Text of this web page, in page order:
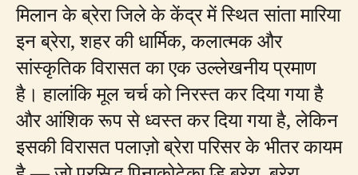
मिलान के ब्रेरा जिले के केंद्र में स्थित सांता मारिया
इन ब्रेरा, शहर की धार्मिक, कलात्मक और
सांस्कृतिक विरासत का एक उल्लेखनीय प्रमाण
है। हालांकि मूल चर्च को निरस्त कर दिया गया है
और आंशिक रूप से ध्वस्त कर दिया गया है, लेकिन
इसकी विरासत पलाज़ो ब्रेरा परिसर के भीतर कायम